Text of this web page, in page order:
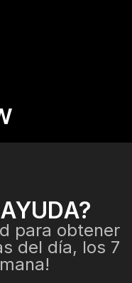
para obtener
del día, los 7